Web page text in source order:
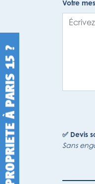
Votre
✅ Devis
Sans